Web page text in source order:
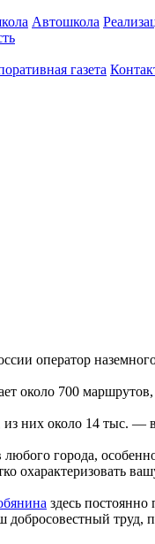
Автошкола
газета
оператор наземного
около 700
них около 14 тыс. —
города,
охарактеризовать
здесь
добросовестный